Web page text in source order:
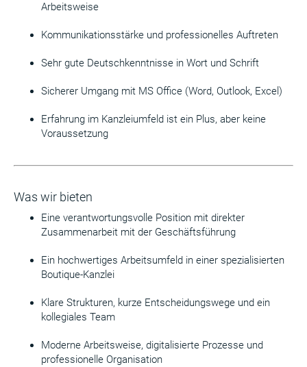
Arbeitsweise
Kommunikationsstärke und professionelles Auftreten
Sehr gute Deutschkenntnisse in Wort und Schrift
Sicherer Umgang mit MS Office (Word, Outlook, Excel)
Erfahrung im Kanzleiumfeld ist ein Plus, aber keine
Voraussetzung
Was wir bieten
Eine verantwortungsvolle Position mit direkter
Zusammenarbeit mit der Geschäftsführung
Ein hochwertiges Arbeitsumfeld in einer spezialisierten
Boutique-Kanzlei
Klare Strukturen, kurze Entscheidungswege und ein
kollegiales Team
Moderne Arbeitsweise, digitalisierte Prozesse und
professionelle Organisation